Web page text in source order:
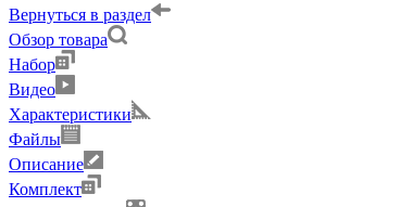
Вернуться в раздел
Обзор товара
Набор
Видео
Характеристики
Файлы
Описание
Комплект